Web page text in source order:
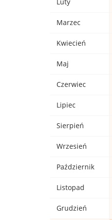
Marzec
Kwiecień
Maj
Czerwiec
Lipiec
Sierpień
Wrzesień
Październik
Listopad
Grudzień